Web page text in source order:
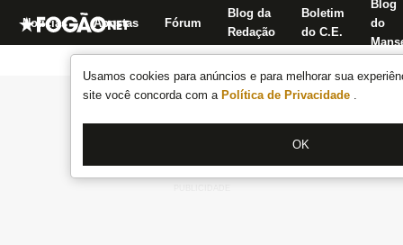
Usamos cookies para anúncios e para melhorar sua
site você concorda com a Política de Privacidade .
OK
Notícias Apostas Fórum
Blog da
Redação
Boletim
do C.E.
Blog
do